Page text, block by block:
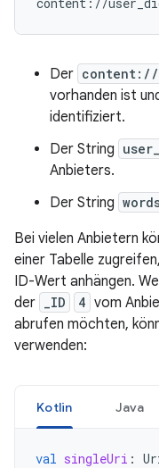
Der content://
vorhanden ist
identifiziert.
Der String
Anbieters.
Der String
Bei vielen Anbietern
einer Tabelle
ID-Wert anhängen.
der
_ID 4 vom
abrufen möchten,
verwenden:
Kotlin Java
val singleUri :